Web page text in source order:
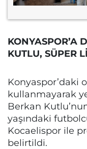
KONYASPOR’A
KUTLU, SÜPER
Konyaspor’daki
kullanmayarak
Berkan
yaşındaki
Kocaelispor ile
belirtildi.